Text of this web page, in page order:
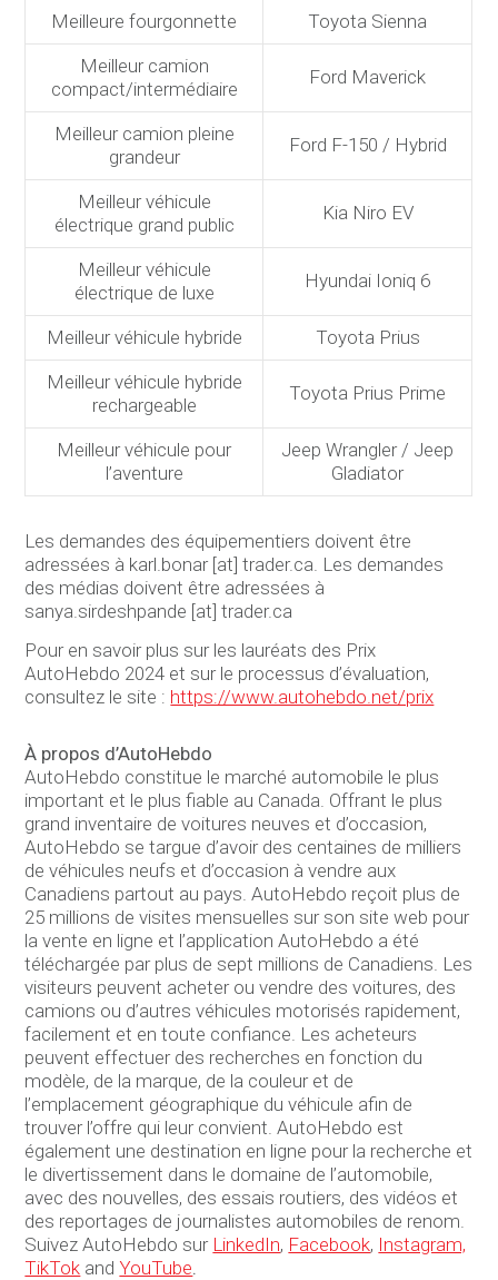
Meilleure fourgonnette
Toyota Sienna
Meilleur camion
compact/intermédiaire
Ford Maverick
Meilleur camion pleine
grandeur
Ford F-150 / Hybrid
Meilleur véhicule
électrique grand public
Kia Niro EV
Meilleur véhicule
électrique de luxe
Hyundai Ioniq 6
Meilleur véhicule hybride
Toyota Prius
Meilleur véhicule hybride
rechargeable
Toyota Prius Prime
Meilleur véhicule pour
l’aventure
Jeep Wrangler / Jeep
Gladiator
Les demandes des équipementiers doivent être
adressées à karl.bonar [at] trader.ca. Les demandes
des médias doivent être adressées à
sanya.sirdeshpande [at] trader.ca
Pour en savoir plus sur les lauréats des Prix
AutoHebdo 2024 et sur le processus d’évaluation,
consultez le site : https://www.autohebdo.net/prix
À propos d’AutoHebdo
AutoHebdo constitue le marché automobile le plus
important et le plus fiable au Canada. Offrant le plus
grand inventaire de voitures neuves et d’occasion,
AutoHebdo se targue d’avoir des centaines de milliers
de véhicules neufs et d’occasion à vendre aux
Canadiens partout au pays. AutoHebdo reçoit plus de
25 millions de visites mensuelles sur son site web pour
la vente en ligne et l’application AutoHebdo a été
téléchargée par plus de sept millions de Canadiens. Les
visiteurs peuvent acheter ou vendre des voitures, des
camions ou d’autres véhicules motorisés rapidement,
facilement et en toute confiance. Les acheteurs
peuvent effectuer des recherches en fonction du
modèle, de la marque, de la couleur et de
l’emplacement géographique du véhicule afin de
trouver l’offre qui leur convient. AutoHebdo est
également une destination en ligne pour la recherche et
le divertissement dans le domaine de l’automobile,
avec des nouvelles, des essais routiers, des vidéos et
des reportages de journalistes automobiles de renom.
Suivez AutoHebdo sur LinkedIn, Facebook, Instagram,
TikTok andYouTube.